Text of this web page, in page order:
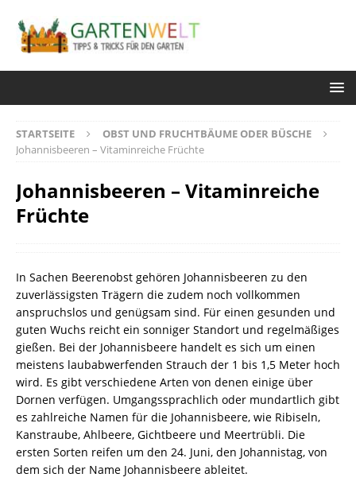
STARTSEITE
OBST UND FRUCHTBÄUME ODER BÜSCHE
Johannisbeeren – Vitaminreiche Früchte
Johannisbeeren – Vitaminreiche
Früchte
In Sachen Beerenobst gehören Johannisbeeren zu den
zuverlässigsten Trägern die zudem noch vollkommen
anspruchslos und genügsam sind. Für einen gesunden und
guten Wuchs reicht ein sonniger Standort und regelmäßiges
gießen. Bei der Johannisbeere handelt es sich um einen
meistens laubabwerfenden Strauch der 1 bis 1,5 Meter hoch
wird. Es gibt verschiedene Arten von denen einige über
Dornen verfügen. Umgangssprachlich oder mundartlich gibt
es zahlreiche Namen für die Johannisbeere, wie Ribiseln,
Kanstraube, Ahlbeere, Gichtbeere und Meertrübli. Die
ersten Sorten reifen um den 24. Juni, den Johannistag, von
dem sich der Name Johannisbeere ableitet.